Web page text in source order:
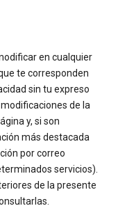
en cualquier
te corresponden
sin tu expreso
de la
y, si son
más destacada
por correo
servicios).
de la presente